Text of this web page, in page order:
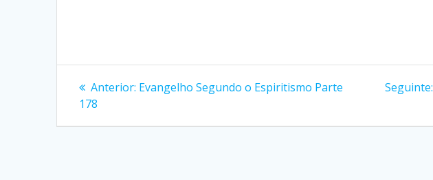
Navegação
de
Anterior: Post
Evangelho Segundo o Espiritismo Parte
178
Seguinte: